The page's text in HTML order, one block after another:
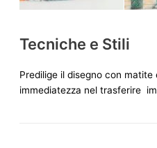
Tecniche e Stili
Predilige il disegno con matite
immediatezza nel trasferire